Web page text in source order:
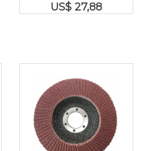
US$ 27,88